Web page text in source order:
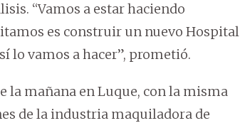
“Vamos a estar haciendo
es construir un nuevo Hospital
lo vamos a hacer”, prometió.
la mañana en Luque, con la misma
de la industria maquiladora de